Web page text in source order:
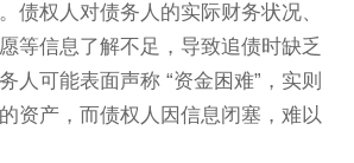
债权人对债务人的实际财务状况、
等信息了解不足，导致追债时缺乏
人可能表面声称 “资金困难”，实则
资产，而债权人因信息闭塞，难以